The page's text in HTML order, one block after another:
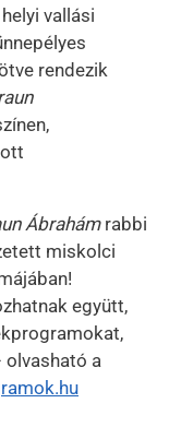
vallási
rendezik
Ábrahámrabbi
miskolci
együtt,
olvasható a